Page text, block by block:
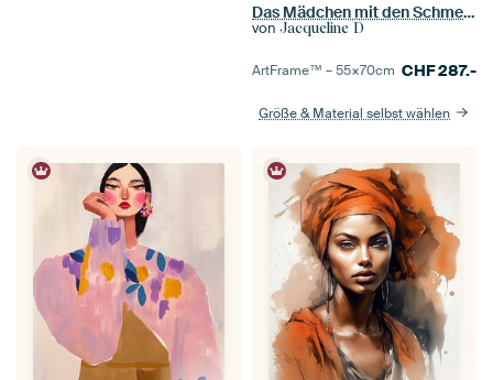
Das Mädchen mit den Schmetterlingen
von Jacqueline D
ArtFrame™ –55×70cm CHF287.-
Größe & Material selbst wählen